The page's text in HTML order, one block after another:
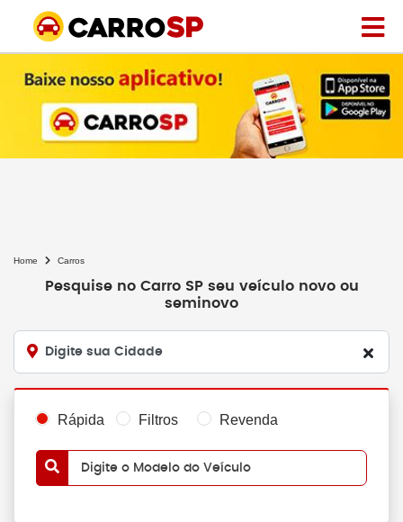
Home Carros
Pesquise no Carro SP seu veículo novo ou
seminovo
Digite sua Cidade
Rápida Filtros Revenda
Digite o Modelo do Veículo